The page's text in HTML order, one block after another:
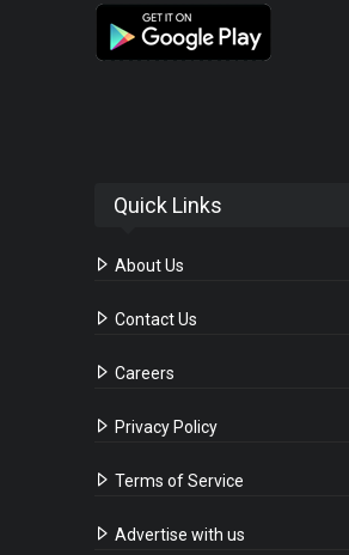
Quick Links
About Us
Contact Us
Careers
Privacy Policy
Terms of Service
Advertise with us